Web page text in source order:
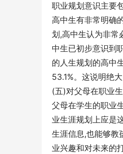
职业规划意识主要
高中生有非常明确
划,高中生认为非常
中生已初步意识到
的人生规划的高中
53.1%。这说明绝
(五)对父母在职业
父母在学生的职业
业生涯规划上应是
生涯信息,也能够教
业兴趣和对未来的